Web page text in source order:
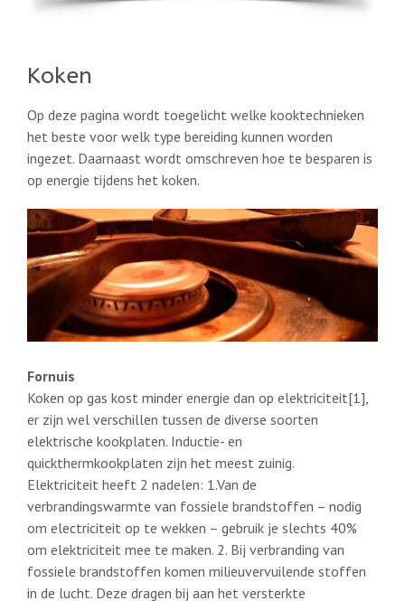
Koken
Op deze pagina wordt toegelicht welke kooktechnieken
het beste voor welk type bereiding kunnen worden
ingezet. Daarnaast wordt omschreven hoe te besparen is
op energie tijdens het koken.
Koken op gas kost minder energie dan op elektriciteit[1],
er zijn wel verschillen tussen de diverse soorten
elektrische kookplaten. Inductie- en
quickthermkookplaten zijn het meest zuinig.
Elektriciteit heeft 2 nadelen: 1.Van de
verbrandingswarmte van fossiele brandstoffen – nodig
om electriciteit op te wekken – gebruik je slechts 40%
om elektriciteit mee te maken. 2. Bij verbranding van
fossiele brandstoffen komen milieuvervuilende stoffen
in de lucht. Deze dragen bij aan het versterkte